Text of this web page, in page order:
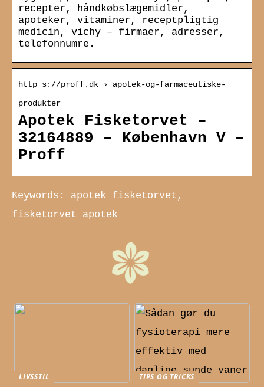
recepter, håndkøbslægemidler,
apoteker, vitaminer, receptpligtig
medicin, vichy – firmaer, adresser,
telefonnumre.
http s://proff.dk › apotek-og-farmaceutiske-
produkter
Apotek Fisketorvet –
32164889 – København V –
Proff
Keywords: apotek fisketorvet,
fisketorvet apotek
LIVSSTIL TIPS OG TRICKS